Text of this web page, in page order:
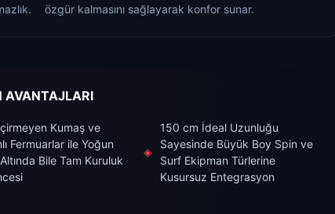
özgür kalmasını sağlayarak konfor sunar.
AVANTAJLARI
Kumaş ve
Fermuarlar ile Yoğun
Bile Tam Kuruluk
◈
150 cm İdeal Uzunluğu
Sayesinde Büyük Boy Spin ve
Surf Ekipman Türlerine
Kusursuz Entegrasyon